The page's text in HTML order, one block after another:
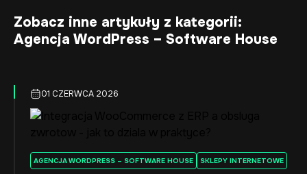
Zobacz inne artykuły z kategorii:
Agencja WordPress – Software House
01 CZERWCA 2026
AGENCJA WORDPRESS – SOFTWARE HOUSE SKLEPY INTERNETOWE